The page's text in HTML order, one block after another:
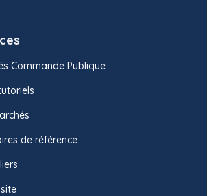
Commande Publique
de référence